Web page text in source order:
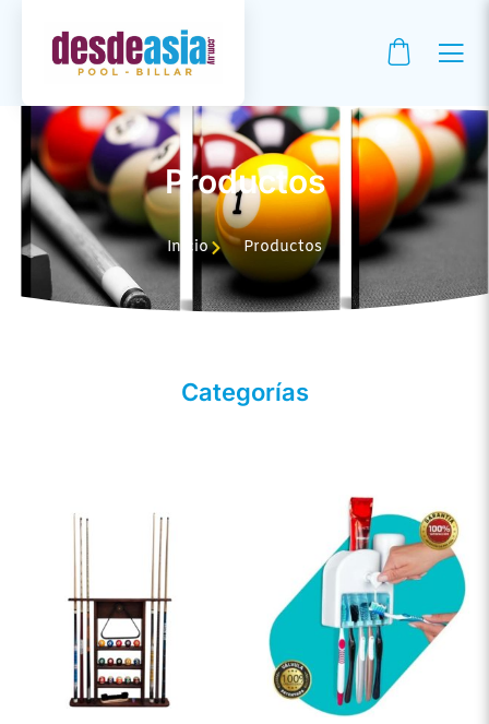
Productos
Inicio Productos
Categorías